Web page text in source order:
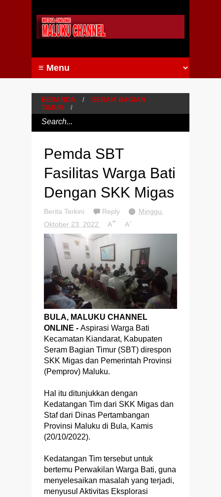
BERANDA /
SERAM BAGIAN
TIMUR
/
Pemda SBT
Fasilitas Warga Bati
Dengan SKK Migas
Berita Terkini Reply
Minggu,
Oktober 23, 2022
A+ A-
BULA, MALUKU CHANNEL
ONLINE - Aspirasi Warga Bati
Kecamatan Kiandarat, Kabupaten
Seram Bagian Timur (SBT) direspon
SKK Migas dan Pemerintah Provinsi
(Pemprov) Maluku.
Hal itu ditunjukkan dengan
Kedatangan Tim dari SKK Migas dan
Staf dari Dinas Pertambangan
Provinsi Maluku di Bula, Kamis
(20/10/2022).
Kedatangan Tim tersebut untuk
bertemu Perwakilan Warga Bati, guna
menyelesaikan masalah yang terjadi,
menyusul Aktivitas Eksplorasi